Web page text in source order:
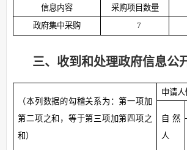
信息内容
采购项目数量
政府集中采购
7
三、收到和处理政府信息公
（本列数据的勾稽关系为：第一项加
第二项之和，等于第三项加第四项之
和）
申请
自然
人